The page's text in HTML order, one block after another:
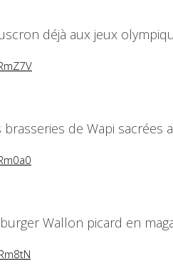
déjà aux jeux
brasseries de Wapi
Wallon picard en